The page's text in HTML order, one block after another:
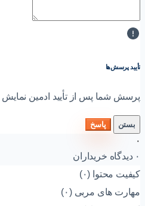
تأیید پرسش‌ها
پرسش شما پس از تأیید ادمین نمایش
بستن پاسخ
۰
۰ دیدگاه خریداران
کیفیت محتوا (۰)
مهارت های مربی (۰)